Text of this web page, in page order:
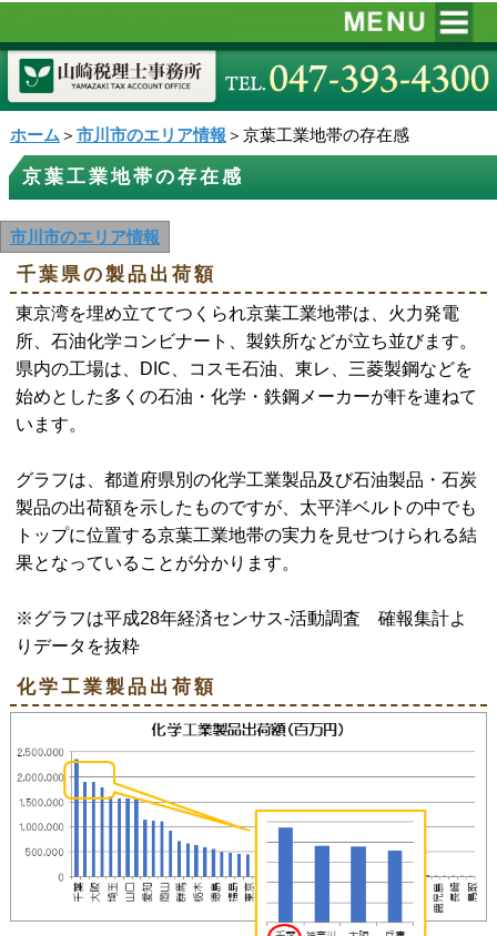
ホーム＞ 市川市のエリア情報 ＞京葉工業地帯の存在感
京葉工業地帯の存在感
市川市のエリア情報
千葉県の製品出荷額
東京湾を埋め立ててつくられ京葉工業地帯は、火力発電
所、石油化学コンビナート、製鉄所などが立ち並びます。
県内の工場は、DIC、コスモ石油、東レ、三菱製鋼などを
始めとした多くの石油・化学・鉄鋼メーカーが軒を連ねて
います。
グラフは、都道府県別の化学工業製品及び石油製品・石炭
製品の出荷額を示したものですが、太平洋ベルトの中でも
トップに位置する京葉工業地帯の実力を見せつけられる結
果となっていることが分かります。
※グラフは平成28年経済センサス‐活動調査 確報集計よ
りデータを抜粋
化学工業製品出荷額